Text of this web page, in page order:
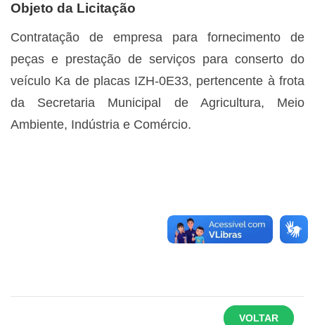
Objeto da Licitação
Contratação de empresa para fornecimento de
peças e prestação de serviços para conserto do
veículo Ka de placas IZH-0E33, pertencente à frota
da Secretaria Municipal de Agricultura, Meio
Ambiente, Indústria e Comércio.
VOLTAR